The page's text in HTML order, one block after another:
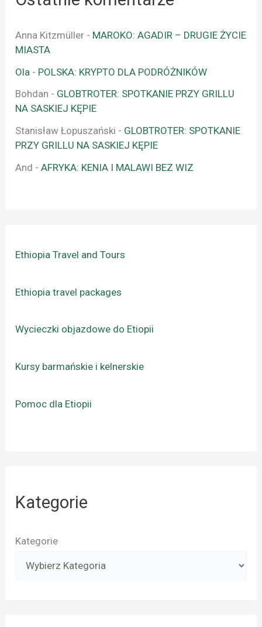
Anna Kitzmüller - MAROKO: AGADIR – DRUGIE ŻYCIE
MIASTA
Ola - POLSKA: KRYPTO DLA PODRÓŻNIKÓW
Bohdan - GLOBTROTER: SPOTKANIE PRZY GRILLU
NA SASKIEJ KĘPIE
Stanisław Łopuszański - GLOBTROTER: SPOTKANIE
PRZY GRILLU NA SASKIEJ KĘPIE
And -AFRYKA: KENIA I MALAWI BEZ WIZ
Ethiopia Travel and Tours
Ethiopia travel packages
Wycieczki objazdowe do Etiopii
Kursy barmańskie i kelnerskie
Pomoc dla Etiopii
Kategorie
Kategorie